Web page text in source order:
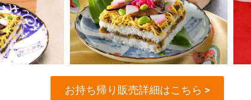
お持ち帰り販売詳細はこちら >